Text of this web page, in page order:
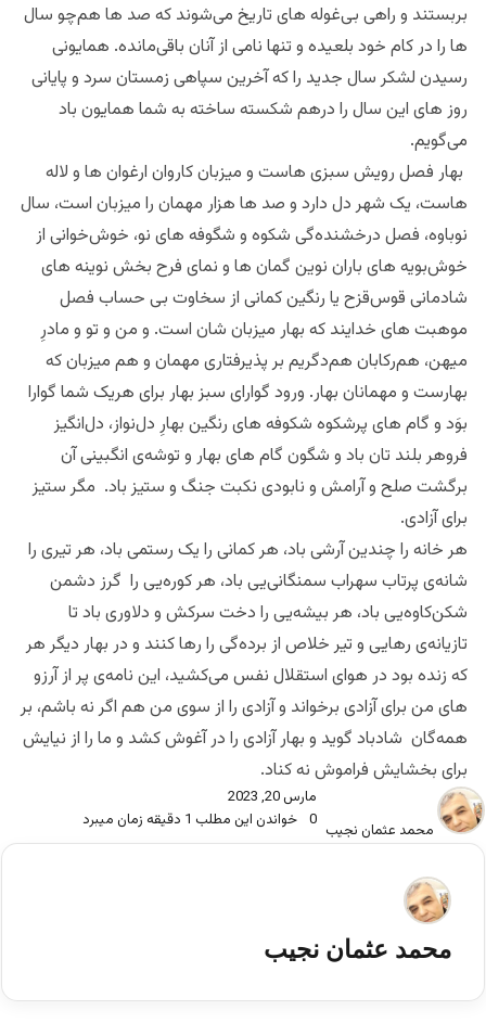
بربستند و راهی بی‌غوله های تاریخ می‌شوند که صد ها هم‌چو سال
ها را در کام خود بلعیده و تنها نامی از آنان باقی‌مانده. همایونی
رسیدن لشکر سال جدید را که آخرین سپاهی زمستان سرد و پایانی
روز های این سال را درهم شکسته ساخته به شما همایون باد
می‌گویم.
بهار فصل رویش سبزی هاست و میزبان کاروان ارغوان ها و لاله
هاست، یک شهر دل دارد و‌ صد ها هزار مهمان را میزبان است، سال
نوباوه، فصل درخشنده‌گی شکوه و‌ شگوفه های نو، خوش‌خوانی از
خوش‌بویه های باران نوین گمان ها و نمای فرح بخش نوینه های
شادمانی قوس‌قزح یا رنگین کمانی از سخاوت بی حساب فصل
موهبت های خدایند که بهار میزبان شان است. و من و تو و مادرِ
میهن، هم‌رکابان هم‌دگریم بر پذیرفتاری مهمان و هم میزبان که
بهارست و مهمانان بهار. ورود گوارای سبز بهار برای هریک شما گوارا
بوَد و گام های پرشکوه شکوفه های رنگین بهارِ دل‌نواز، دل‌انگیز
فروهر بلند تان باد و شگون گام‌ های بهار و توشه‌ی انگبینی آن
برگشت صلح و آرامش و‌ نابودی نکبت جنگ و ستیز باد. مگر ستیز
برای آزادی.
هر خانه را چندین آرشی باد، هر کمانی را یک رستمی باد، هر تیری را
شانه‌ی پرتاب سهراب‌ سمنگانی‌یی باد، هر کوره‌یی را گرز دشمن
شکن‌کاوه‌یی باد، هر بیشه‌یی را دخت سرکش و دلاوری باد تا
تازیانه‌ی رهایی و تیر خلاص از برده‌‌گی را رها کنند و در بهار دیگر هر
که زنده بود در هوای استقلال نفس می‌کشید، این نامه‌ی پر از آرزو
های من برای آزادی برخواند و آزادی را از سوی من هم اگر نه باشم، بر
همه‌گان شادباد گوید و بهار آزادی را در آغوش کشد و ما را از نیایش
برای بخشایش فراموش نه کناد.
محمد عثمان نجیب
مارس 20, 2023
0 خواندن این مطلب 1 دقیقه زمان میبرد
محمد عثمان نجیب